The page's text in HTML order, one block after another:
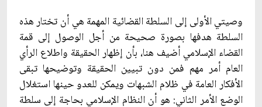
وصيتي الأولى إلى السلطة القضائية المهمة هي أن تختار هذه
السلطة هدفها بصورة صحيحة من أجل الوصول إلى قمة
القضاء الإسلامي أضيف هنا، بأن إظهار الحقيقة واطلاع الرأي
العام أمر مهم فمن دون تبيين الحقيقة وتوضيحها تبقى
الأفكار العامة في ظلام الشبهات ويمكن للعدو حينها استغلال
الوضع الأمر الثاني: هو أن النظام الإسلامي بحاجة إلى سلطة